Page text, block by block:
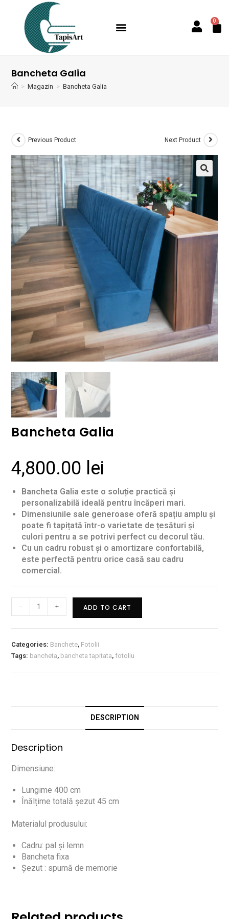
0
Bancheta Galia
> Magazin > Bancheta Galia
Previous Product Next Product
Bancheta Galia
4,800.00 lei
Bancheta Galia este o soluție practică și
personalizabilă ideală pentru încăperi mari.
Dimensiunile sale generoase oferă spațiu amplu și
poate fi tapițată într-o varietate de țesături și
culori pentru a se potrivi perfect cu decorul tău.
Cu un cadru robust și o amortizare confortabilă,
este perfectă pentru orice casă sau cadru
comercial.
- + ADD TO CART
Categories: Banchete, Fotolii
Tags: bancheta, bancheta tapitata, fotoliu
DESCRIPTION
Description
Dimensiune:
Lungime 400 cm
Înălțime totală șezut 45 cm
Materialul produsului:
Cadru: pal și lemn
Bancheta fixa
Șezut : spumă de memorie